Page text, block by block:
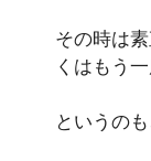
その時は
くはもう
というのも